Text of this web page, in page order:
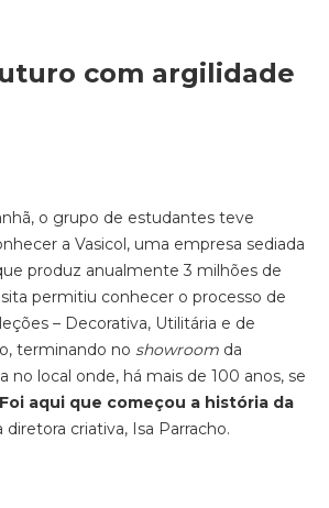
com argilidade
o grupo de estudantes teve
a Vasicol, uma empresa sediada
produz anualmente 3 milhões de
permitiu conhecer o processo de
– Decorativa, Utilitária e de
terminando no showroom da
no local onde, há mais de 100 anos, se
aqui que começou a história da
diretora criativa, Isa Parracho.